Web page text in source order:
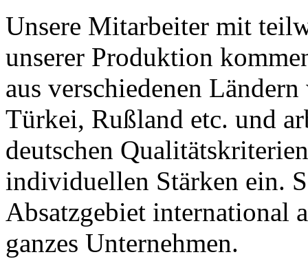
Unsere Mitarbeiter mit
unserer Produktion
aus verschiedenen
Türkei, Rußland etc. und
deutschen
individuellen Stärken ein.
Absatzgebiet international
ganzes Unternehmen.